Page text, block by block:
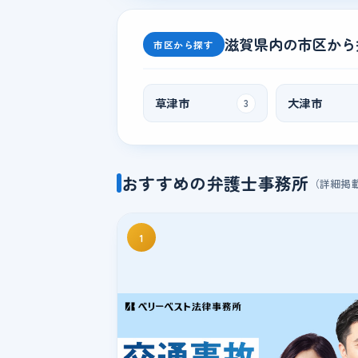
市区から探す 滋賀県内の市区か
草津市 3 大津市
おすすめの弁護士事務所 （詳細掲
1